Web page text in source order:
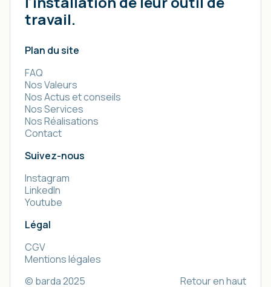
travail.
Plan du site
FAQ
Nos Valeurs
Nos Actus et conseils
Nos Services
Nos Réalisations
Contact
Suivez-nous
Instagram
LinkedIn
Youtube
Légal
CGV
Mentions légales
© barda 2025
Retour en haut